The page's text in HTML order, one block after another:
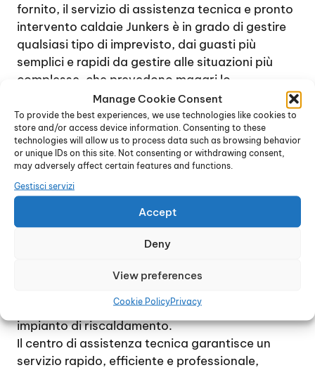
Manage Cookie Consent
To provide the best experiences, we use technologies like cookies to
store and/or access device information. Consenting to these
technologies will allow us to process data such as browsing behavior
or unique IDs on this site. Not consenting or withdrawing consent,
may adversely affect certain features and functions.
Gestisci servizi
Accept
Deny
View preferences
Cookie PolicyPrivacy
fornito, il servizio di assistenza tecnica e pronto
intervento caldaie Junkers è in grado di gestire
qualsiasi tipo di imprevisto, dai guasti più
semplici e rapidi da gestire alle situazioni più
complesse, che prevedono magari lo
smontaggio completo della caldaia e la
sostituzione di una o più parti interne.
Contattando il centro di assistenza tecnica, è
possibile ricevere immediatamente una
consulenza specifica e accordarsi per un
sopralluogo, al fine di verificare l’entità e la
problema viene gestito entro poche ore dalla
soddisfazione di ogni cliente e di ripristinare nel
funzionamento della caldaia e del relativo
impianto di riscaldamento.
Il centro di assistenza tecnica garantisce un
servizio rapido, efficiente e professionale,